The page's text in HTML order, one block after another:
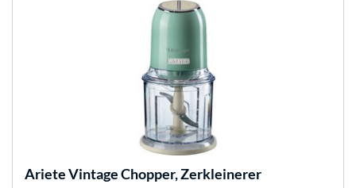
ArieteVintage Chopper, Zerkleinerer